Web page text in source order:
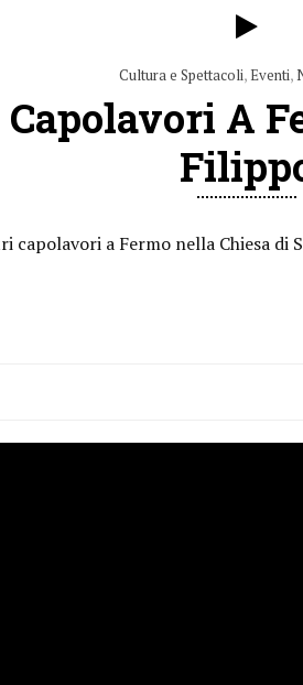
Cultura e Spettacoli,Eventi,
A
capolavori a Fermo nella Chiesa